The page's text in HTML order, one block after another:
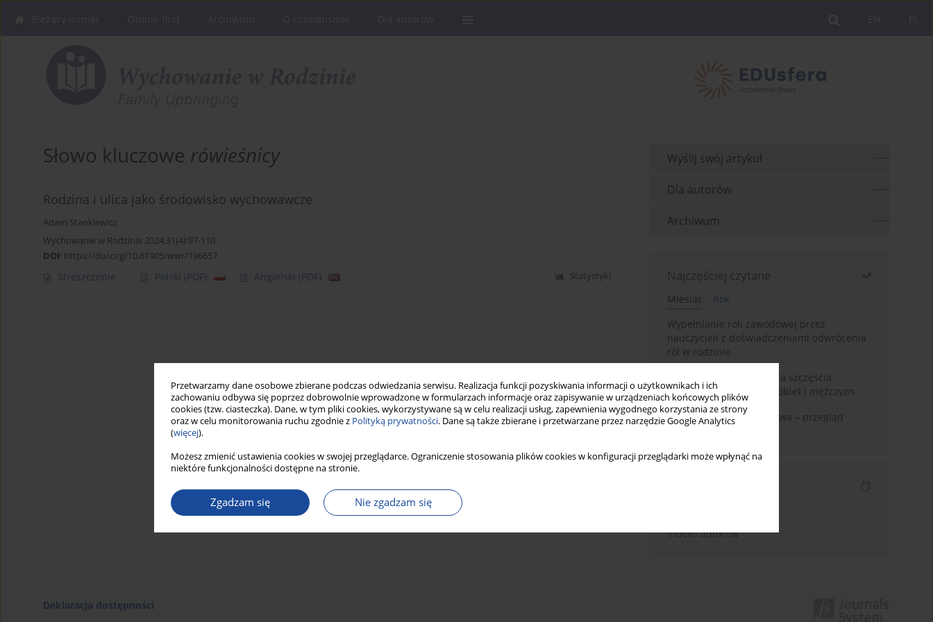
Przetwarzamy dane osobowe zbierane podczas odwiedzania serwisu. Realizacja funkcji pozyskiwania informacji o użytkownikach i ich
zachowaniu odbywa się poprzez dobrowolnie wprowadzone w formularzach informacje oraz zapisywanie w urządzeniach końcowych plików
cookies (tzw. ciasteczka). Dane, w tym pliki cookies, wykorzystywane są w celu realizacji usług, zapewnienia wygodnego korzystania ze strony
oraz w celu monitorowania ruchu zgodnie z Polityką prywatności. Dane są także zbierane i przetwarzane przez narzędzie Google Analytics
(więcej).
Możesz zmienić ustawienia cookies w swojej przeglądarce. Ograniczenie stosowania plików cookies w konfiguracji przeglądarki może wpłynąć na
niektóre funkcjonalności dostępne na stronie.
Zgadzam się Nie zgadzam się
Słowo kluczowe rówieśnicy
Rodzina i ulica jako środowisko wychowawcze
Adam Stankiewicz
Wychowanie w Rodzinie 2024;31(4):97-110
DOI: https://doi.org/10.61905/wwr/196657
Streszczenie Polski (PDF) Angielski (PDF) Statystyki
Wyślij swój artykuł
Dla autorów
Archiwum
Najczęściej czytane
Miesiąc
Rok
Wypełnianie roli zawodowej przez
nauczycieli z doświadczeniami odwrócenia
ról w rodzinie
Uwarunkowania poczucia szczęścia
małżeńskiego w opinii kobiet i mężczyzn
Zadowolenie z małżeństwa – przegląd
badań
Indeks autorów
Deklaracja dostępności